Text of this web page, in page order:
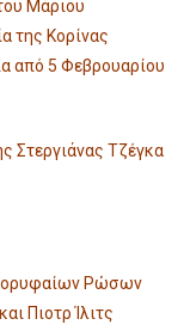
Μάριου
της Κορίνας
από 5 Φεβρουαρίου
Στεργιάνας Τζέγκα
Ρώσων
Πιοτρ Ίλιτς